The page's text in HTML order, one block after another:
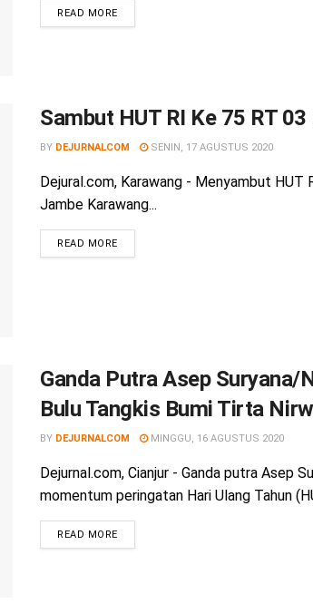
READ MORE
Sambut HUT RI Ke 75 RT
BY DEJURNALCOM SENIN, 17 AGUSTUS 2020
Dejural.com, Karawang - Menyambut HUT
Jambe Karawang...
READ MORE
Ganda Putra Asep Suryana/
Bulu Tangkis Bumi Tirta
BY DEJURNALCOM MINGGU, 16 AGUSTUS 2020
Dejurnal.com, Cianjur - Ganda putra Asep
momentum peringatan Hari Ulang Tahun
READ MORE